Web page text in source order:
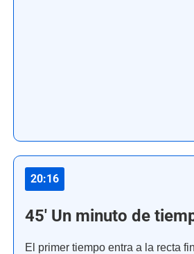
20:16
45' Un minuto de
El primer tiempo entra a la recta